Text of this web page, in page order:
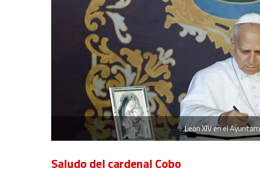
León XIV en el
Saludo del cardenal Cobo
Develop and improve services
Use limited data to select content
Use precise geolocation data
Identify devices based on information actively requested
Non-IAB processing purposes: